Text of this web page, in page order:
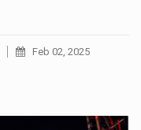
Feb 02, 2025